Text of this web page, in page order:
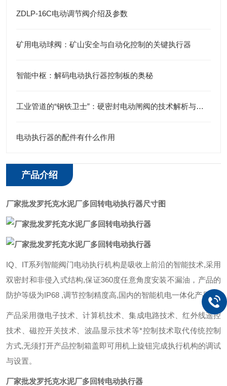
ZDLP-16C电动调节阀介绍及参数
矿用电动球阀：矿山安全与自动化控制的关键执行器
智能中枢：解码电动执行器控制板的奥秘
工业管道的“钢铁卫士”：硬密封电动闸阀的技术解析与应用实践
电动执行器的配件有什么作用
产品介绍
厂家批发罗托克水泥厂多回转电动执行器尺寸图
IQ 、IT系列智能阀门电动执行机构是吸收上前沿的智能技术,采用
双密封和非侵入式结构,保证360度任意角度安装不漏油，产品的
防护等级为IP68 ,调节控制精度高,国内的智能机电一体化产品。
产品采用微电子技术、计算机技术、集成电路技术、红外线遥控
技术、磁控开关技术、波晶显示技术等*控制技术取代传统控制
方式,无须打开产品控制箱盖即可用机上旋钮完成执行机构的调试
与设置。
厂家批发罗托克水泥厂多回转电动执行器